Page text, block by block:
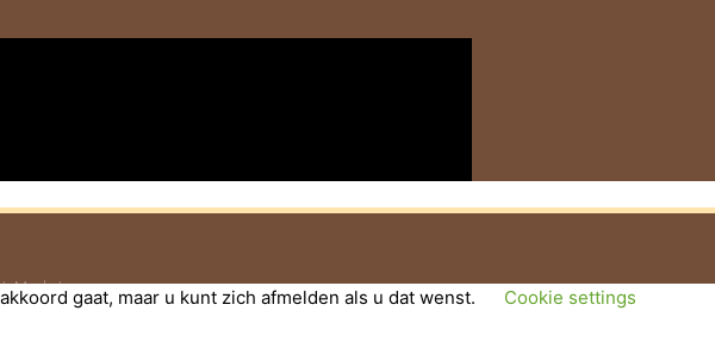
gaat, maar u kunt zich afmelden als u dat wenst. Cookie settings